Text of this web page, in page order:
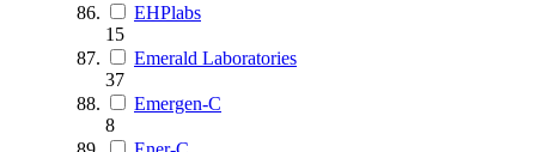
EHPlabs
15
Emerald Laboratories
37
Emergen-C
8